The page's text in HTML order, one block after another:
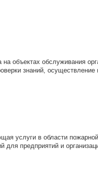
объектах обслуживания
знаний, осуществление
услуги в области пожарной
для предприятий и